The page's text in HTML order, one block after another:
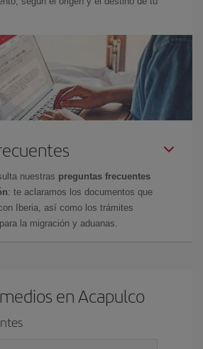
nuestras preguntas frecuentes
: te aclaramos los documentos que
Iberia, así como los trámites
la migración y aduanas.
en Acapulco